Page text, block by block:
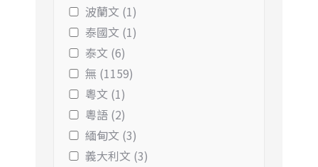
波蘭文 (1)
泰國文 (1)
泰文 (6)
無 (1159)
粵文 (1)
粵語 (2)
緬甸文 (3)
義大利文 (3)